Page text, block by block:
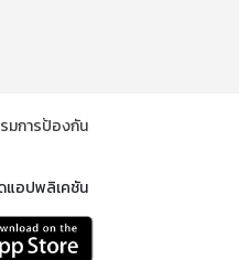
การป้องกัน
แอปพลิเคชัน